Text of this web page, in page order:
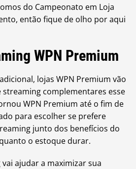
do Campeonato em Loja
então fique de olho por aqui
WPN Premium
lojas WPN Premium vão
complementares esse
WPN Premium até o fim de
para escolher se prefere
junto dos benefícios do
o estoque durar.
ajudar a maximizar sua